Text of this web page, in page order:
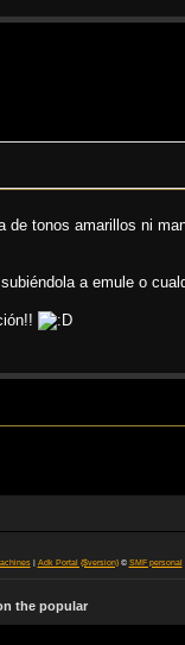
tonos amarillos ni
a emule o
| Adk Portal {$version}© SMF personal
the popular